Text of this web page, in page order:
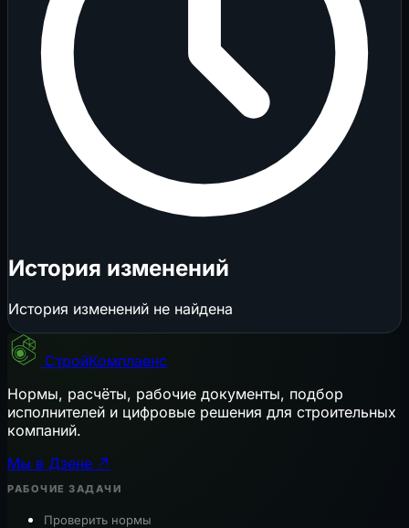
История изменений
История изменений не найдена
СтройКомплаенс
Нормы, расчёты, рабочие документы, подбор
исполнителей и цифровые решения для строительных
компаний.
Мы в Дзене ↗
РАБОЧИЕ ЗАДАЧИ
Проверить нормы